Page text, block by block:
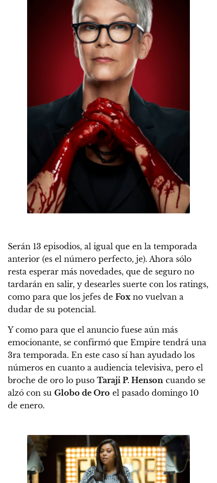
Serán 13 episodios, al igual que en la temporada
anterior (es el número perfecto, je). Ahora sólo
resta esperar más novedades, que de seguro no
tardarán en salir, y desearles suerte con los ratings,
como para que los jefes de Fox no vuelvan a
dudar de su potencial.
Y como para que el anuncio fuese aún más
emocionante, se confirmó que Empire tendrá una
3ra temporada. En este caso sí han ayudado los
números en cuanto a audiencia televisiva, pero el
broche de oro lo puso Taraji P. Henson cuando se
alzó con su Globo de Oro el pasado domingo 10
de enero.